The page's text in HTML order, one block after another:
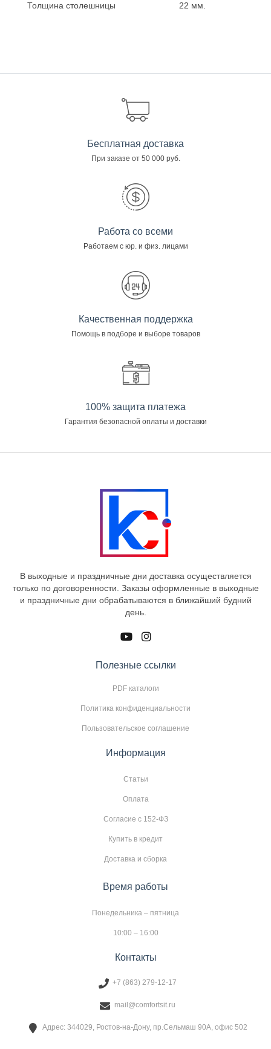
Толщина столешницы
22 мм.
Бесплатная доставка
При заказе от 50 000 руб.
Работа со всеми
Работаем с юр. и физ. лицами
Качественная поддержка
Помощь в подборе и выборе товаров
100% защита платежа
Гарантия безопасной оплаты и доставки
В выходные и праздничные дни доставка осуществляется
только по договоренности. Заказы оформленные в выходные
и праздничные дни обрабатываются в ближайший будний
день.
Полезные ссылки
PDF каталоги
Политика конфиденциальности
Пользовательское соглашение
Информация
Статьи
Оплата
Согласие с 152-ФЗ
Купить в кредит
Доставка и сборка
Время работы
Понедельника – пятница
10:00 – 16:00
Контакты
+7 (863) 279-12-17
mail@comfortsit.ru
Адрес: 344029, Ростов-на-Дону, пр.Сельмаш 90А, офис 502